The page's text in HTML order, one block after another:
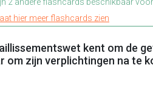
2 andere flashcards beschikbaar
Laat hier meer flashcards zien
kent om de
om zijn verplichtingen na te